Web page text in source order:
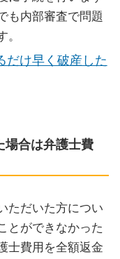
も内部審査で問題
だけ早く破産した
合は弁護士費
ただいた方につい
とができなかった
士費用を全額返金